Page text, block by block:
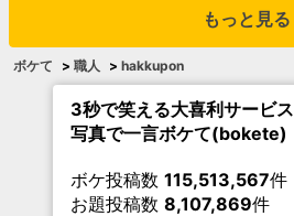
もっと見る
ボケて > 職人 > hakkupon
3秒で笑える大喜利サービス
写真で一言ボケて(bokete)
ボケ投稿数 115,513,567件
お題投稿数 8,107,869件